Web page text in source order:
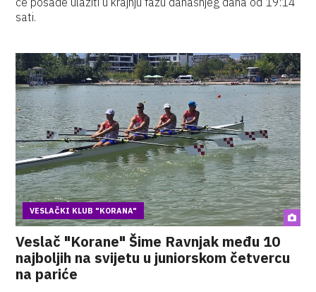
sati.
VESLAČKI KLUB "KORANA"
Veslač "Korane" Šime Ravnjak među 10
najboljih na svijetu u juniorskom četvercu
na pariće